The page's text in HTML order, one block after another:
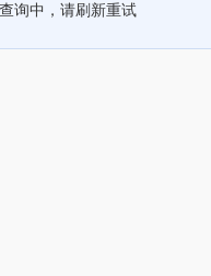
询中，请刷新重试